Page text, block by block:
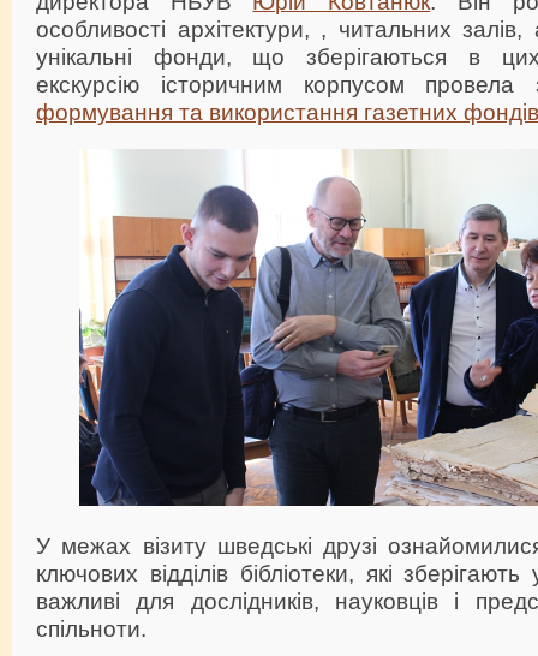
особливості архітектури, , читальних
унікальні фонди, що зберігаються в
екскурсію історичним корпусом провела
формування та використання газетних фондів
У межах візиту шведські друзі
ключових відділів бібліотеки, які зберігають
важливі для дослідників, науковців і
спільноти.